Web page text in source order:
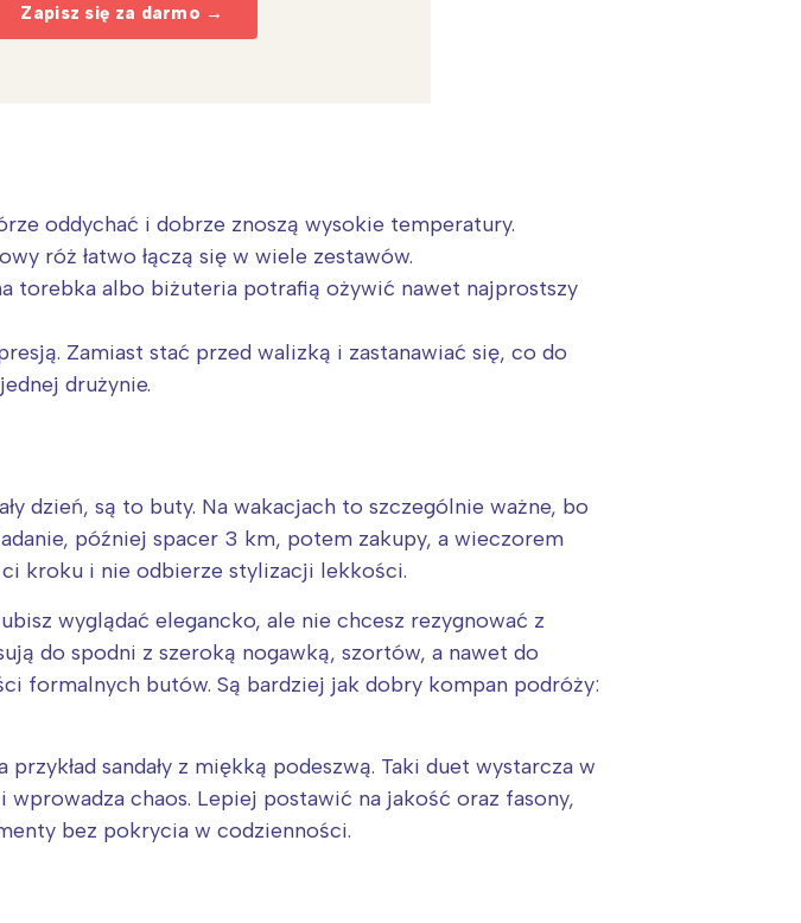
Zapisz się za darmo →
oddychać i dobrze znoszą wysokie temperatury.
róż łatwo łączą się w wiele zestawów.
torebka albo biżuteria potrafią ożywić nawet najprostszy
Zamiast stać przed walizką i zastanawiać się, co do
drużynie.
dzień, są to buty. Na wakacjach to szczególnie ważne, bo
później spacer 3 km, potem zakupy, a wieczorem
kroku i nie odbierze stylizacji lekkości.
wyglądać elegancko, ale nie chcesz rezygnować z
do spodni z szeroką nogawką, szortów, a nawet do
formalnych butów. Są bardziej jak dobry kompan podróży:
sandały z miękką podeszwą. Taki duet wystarcza w
chaos. Lepiej postawić na jakość oraz fasony,
bez pokrycia w codzienności.
Śląsk
Północ
Wszystkie